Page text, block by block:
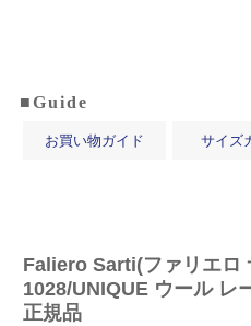
■Guide
お買い物ガイド サイズ
Faliero Sarti(ファリエロ
1028/UNIQUE ウール レ
正規品